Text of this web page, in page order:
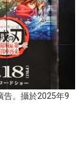
告。攝於2025年9